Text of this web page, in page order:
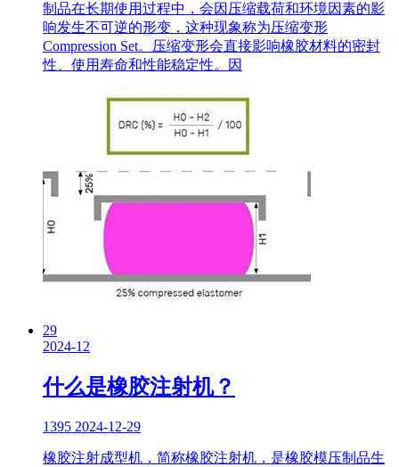
制品在长期使用过程中，会因压缩载荷和环境因素的影
响发生不可逆的形变，这种现象称为压缩变形
Compression Set。压缩变形会直接影响橡胶材料的密封
性、使用寿命和性能稳定性。因
29
2024-12
什么是橡胶注射机？
1395 2024-12-29
橡胶注射成型机，简称橡胶注射机，是橡胶模压制品生